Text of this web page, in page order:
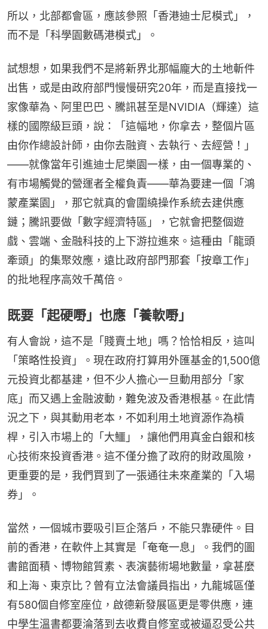
所以，北部都會區，應該參照「香港迪士尼模式」，
而不是「科學園數碼港模式」。
試想想，如果我們不是將新界北那幅龐大的土地斬件
出售，或是由政府部門慢慢研究20年，而是直接找一
家像華為、阿里巴巴、騰訊甚至是NVIDIA（輝達）這
樣的國際級巨頭，說：「這幅地，你拿去，整個片區
由你作總設計師，由你去融資、去執行、去經營！」
——就像當年引進迪士尼樂園一樣，由一個專業的、
有市場觸覺的營運者全權負責——華為要建一個「鴻
蒙產業園」，那它就真的會圍繞操作系統去建供應
鏈；騰訊要做「數字經濟特區」，它就會把整個遊
戲、雲端、金融科技的上下游拉進來。這種由「龍頭
牽頭」的集聚效應，遠比政府部門那套「按章工作」
的批地程序高效千萬倍。
既要「起硬嘢」也應「養軟嘢」
有人會說，這不是「賤賣土地」嗎？恰恰相反，這叫
「策略性投資」。現在政府打算用外匯基金的1,500億
元投資北都基建，但不少人擔心一旦動用部分「家
底」而又遇上金融波動，難免波及香港根基。在此情
況之下，與其動用老本，不如利用土地資源作為槓
桿，引入市場上的「大鱷」，讓他們用真金白銀和核
心技術來投資香港。這不僅分擔了政府的財政風險，
更重要的是，我們買到了一張通往未來產業的「入場
券」。
當然，一個城市要吸引巨企落戶，不能只靠硬件。目
前的香港，在軟件上其實是「奄奄一息」。我們的圖
書館面積、博物館質素、表演藝術場地數量，拿甚麼
和上海、東京比？曾有立法會議員指出，九龍城區僅
有580個自修室座位，啟德新發展區更是零供應，連
中學生溫書都要淪落到去收費自修室或被逼忍受公共